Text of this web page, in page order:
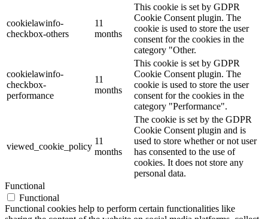
cookielawinfo-
checkbox-others
11
months
This cookie is set by GDPR
Cookie Consent plugin. The
cookie is used to store the user
consent for the cookies in the
category "Other.
cookielawinfo-
checkbox-
performance
11
months
This cookie is set by GDPR
Cookie Consent plugin. The
cookie is used to store the user
consent for the cookies in the
category "Performance".
viewed_cookie_policy
11
months
The cookie is set by the GDPR
Cookie Consent plugin and is
used to store whether or not user
has consented to the use of
cookies. It does not store any
personal data.
Functional
Functional
Functional cookies help to perform certain functionalities like